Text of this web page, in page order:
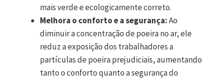
mais verde e ecologicamente correto.
Melhora o conforto e a segurança:Ao
diminuir a concentração de poeira no ar, ele
reduz a exposição dos trabalhadores a
partículas de poeira prejudiciais, aumentando
tanto o conforto quanto a segurança do